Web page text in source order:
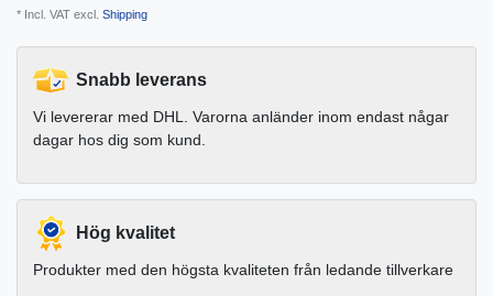
* Incl. VAT excl. Shipping
Snabb leverans
Vi levererar med DHL. Varorna anländer inom endast någar
dagar hos dig som kund.
Hög kvalitet
Produkter med den högsta kvaliteten från ledande tillverkare